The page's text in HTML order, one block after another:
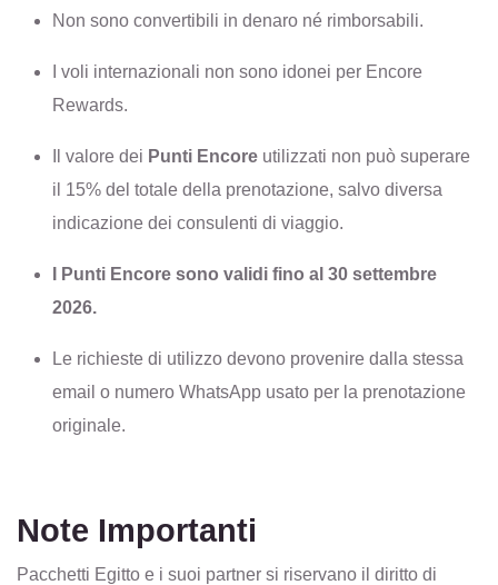
Non sono convertibili in denaro né rimborsabili.
I voli internazionali non sono idonei per Encore
Rewards.
Il valore dei Punti Encore utilizzati non può superare
il 15% del totale della prenotazione, salvo diversa
indicazione dei consulenti di viaggio.
I Punti Encore sono validi fino al 30 settembre
2026.
Le richieste di utilizzo devono provenire dalla stessa
email o numero WhatsApp usato per la prenotazione
originale.
Note Importanti
Pacchetti Egitto e i suoi partner si riservano il diritto di